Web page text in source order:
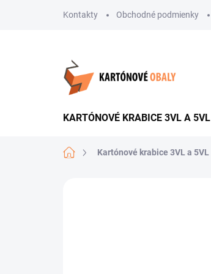
Kontakty Obchodné podmienky
KARTÓNOVÉ KRABICE 3VL A 5VL
DomovKartónové krabice 3VL a 5VL